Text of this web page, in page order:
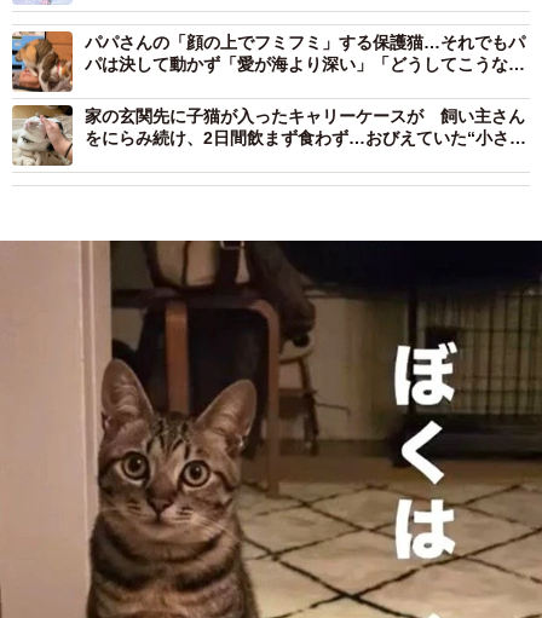
パパさんの「顔の上でフミフミ」する保護猫…それでもパ
パは決して動かず「愛が海より深い」「どうしてこうなっ
家の玄関先に子猫が入ったキャリーケースが 飼い主さん
をにらみ続け、2日間飲まず食わず…おびえていた“小さな